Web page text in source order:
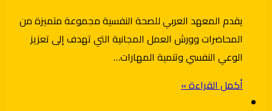
يقدم المعهد العربي للصحة النفسية مجموعة متميزة من
المحاضرات وورش العمل المجانية التي تهدف إلى تعزيز
الوعي النفسي وتنمية المهارات…
أكمل القراءة »